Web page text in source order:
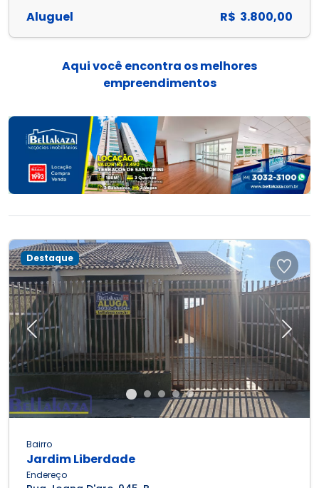
Aluguel R$ 3.800,00
Aqui você encontra os melhores
empreendimentos
Previous Next
Destaque
Bairro
Jardim Liberdade
Endereço